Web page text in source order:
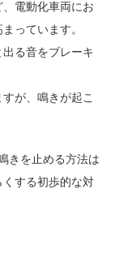
電動化車両にお
っています。
る音をブレーキ
が、鳴きが起こ
きを止める方法は
する初歩的な対